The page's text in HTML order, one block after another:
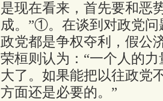
是现在看来，首先要和恶
成。”①。在谈到对政党
政党都是争权夺利，假公
荣桓则认为：“一个人的
大了。如果能把以往政党
方面还是必要的。”